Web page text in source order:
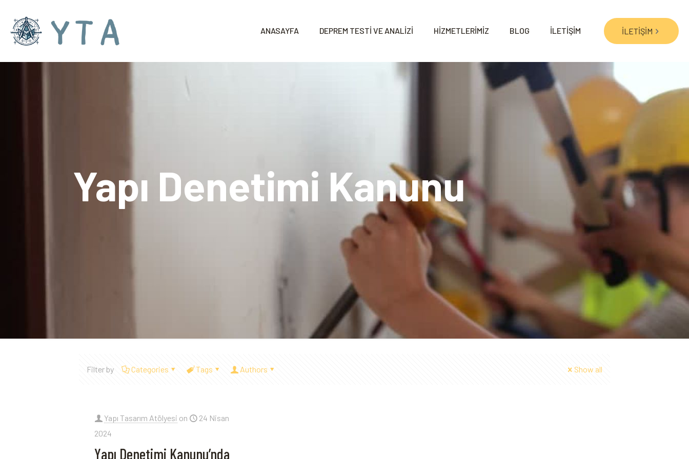
ANASAYFA DEPREM TESTİ VE ANALİZİ HİZMETLERİMİZ BLOG İLETİŞİM İLETİŞİM
Yapı Denetimi Kanunu
Filter by Categories Tags Authors Show all
Yapı Tasarım Atölyesi on
24 Nisan
2024
Yapı Denetimi Kanunu’nda